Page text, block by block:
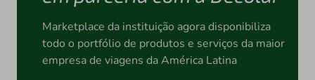
Marketplace da instituição agora disponibiliza
todo o portfólio de produtos e serviços da maior
empresa de viagens da América Latina